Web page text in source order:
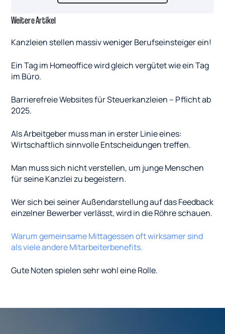
Weitere Artikel
Kanzleien stellen massiv weniger Berufseinsteiger ein!
Ein Tag im Homeoffice wird gleich vergütet wie ein Tag
im Büro.
Barrierefreie Websites für Steuerkanzleien – Pflicht ab
2025.
Als Arbeitgeber muss man in erster Linie eines:
Wirtschaftlich sinnvolle Entscheidungen treffen.
Man muss sich nicht verstellen, um junge Menschen
für seine Kanzlei zu begeistern.
Wer sich bei seiner Außendarstellung auf das Feedback
einzelner Bewerber verlässt, wird in die Röhre schauen.
Warum gemeinsame Mittagessen oft wirksamer sind
als viele andere Mitarbeiterbenefits.
Gute Noten spielen sehr wohl eine Rolle.